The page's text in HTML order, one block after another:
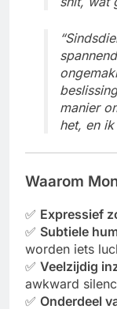
manier
het, en
Waarom
✅ Expressief
✅ Subtiele
worden iets
✅ Veelzijdig
awkward
✅ Onderdeel